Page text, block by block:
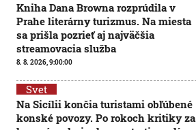
Kniha Dana Browna rozprúdila v
Prahe literárny turizmus. Na miesta
sa prišla pozrieť aj najväčšia
streamovacia služba
8. 8. 2026, 9:00:00
Svet
Na Sicílii končia turistami obľúbené
konské povozy. Po rokoch kritiky za